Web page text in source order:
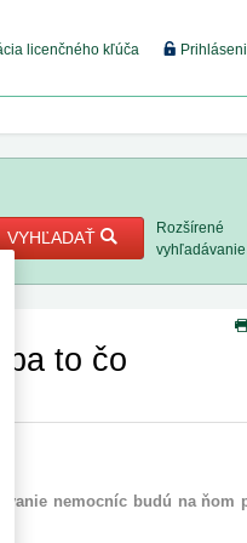
licenčného kľúča
viac
8. 2026
8.
8. 2026
8. 2026
VYHĽADAŤ
Rozšírené
vyhľadávanie
to čo
nemocníc budú na ňom